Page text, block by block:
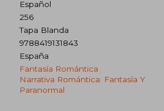
Español
256
Tapa Blanda
9788419131843
España
Fantasía Romántica
Narrativa Romántica: Fantasía Y
Paranormal